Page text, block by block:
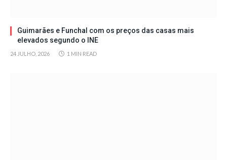
Guimarães e Funchal com os preços das casas mais
elevados segundo o INE
24 JULHO, 2026 1 MIN READ